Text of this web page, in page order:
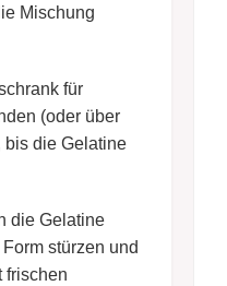
Mischung
für
(oder über
bis die Gelatine
die Gelatine
stürzen und
frischen